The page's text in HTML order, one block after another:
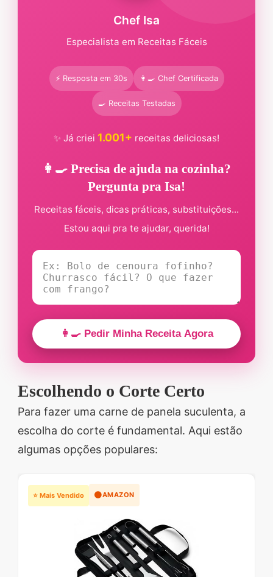
Chef Isa
Especialista em Receitas Fáceis
⚡ Resposta em 30s 👩‍🍳 Chef Certificada
🍳 Receitas Testadas
✨ Já criei 1.001+ receitas deliciosas!
👩‍🍳 Precisa de ajuda na cozinha?
Pergunta pra Isa!
Receitas fáceis, dicas práticas, substituições...
Estou aqui pra te ajudar, querida!
👩‍🍳 Pedir Minha Receita Agora
Escolhendo o Corte Certo
Para fazer uma carne de panela suculenta, a
escolha do corte é fundamental. Aqui estão
algumas opções populares:
⭐ Mais Vendido 🟠AMAZON